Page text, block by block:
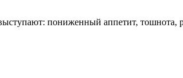
пониженный аппетит, тошнота,